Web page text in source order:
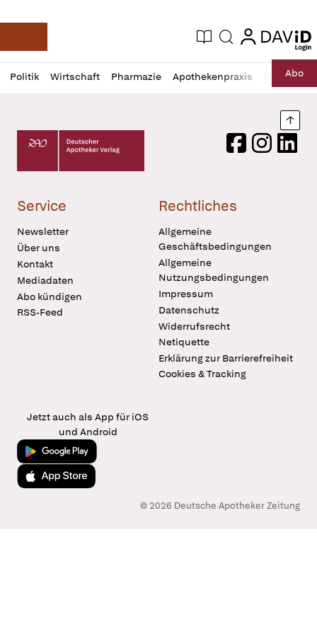
Deutsche Apotheker Zeitung
Aktuelle Ausgabe
Suche login
login
Politik Wirtschaft Pharmazie Apothekenpraxis RechtAbo
Profil
öffnen
Daz
Pur
Deutscher Apotheker Verlag Logo
FacebookInstagram
Service
Newsletter
Über uns
Kontakt
Mediadaten
Abo kündigen
RSS-Feed
Rechtliches
Allgemeine
Geschäftsbedingungen
Allgemeine
Nutzungsbedingungen
Impressum
Datenschutz
Widerrufsrecht
Netiquette
Erklärung zur Barrierefreiheit
Cookies & Tracking
Jetzt auch als App für iOS
und Android
Jetzt bei Google Play
Laden im App Store
© 2026 Deutsche Apotheker Zeitung